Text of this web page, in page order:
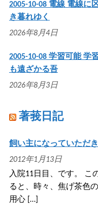
2005-10-08 電線 電線に
き暮れゆく
2026年8月4日
2005-10-08 学習可能 学
も遠ざかる吾
2026年8月3日
著莪日記
飼い主になっていただ
2012年1月13日
入院11日目、です。 こ
ると、時々、焦げ茶色
用心 […]